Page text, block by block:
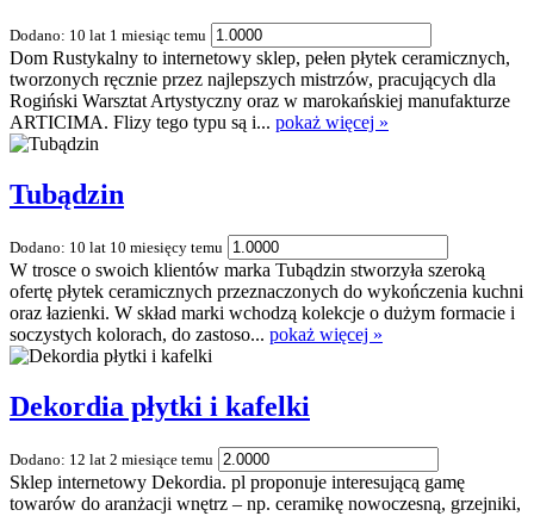
Dodano: 10 lat 1 miesiąc temu
Dom Rustykalny to internetowy sklep, pełen płytek ceramicznych,
tworzonych ręcznie przez najlepszych mistrzów, pracujących dla
Rogiński Warsztat Artystyczny oraz w marokańskiej manufakturze
ARTICIMA. Flizy tego typu są i... pokaż więcej »
Tubądzin
Dodano: 10 lat 10 miesięcy temu
W trosce o swoich klientów marka Tubądzin stworzyła szeroką
ofertę płytek ceramicznych przeznaczonych do wykończenia kuchni
oraz łazienki. W skład marki wchodzą kolekcje o dużym formacie i
soczystych kolorach, do zastoso... pokaż więcej »
Dekordia płytki i kafelki
Dodano: 12 lat 2 miesiące temu
Sklep internetowy Dekordia. pl proponuje interesującą gamę
towarów do aranżacji wnętrz – np. ceramikę nowoczesną, grzejniki,